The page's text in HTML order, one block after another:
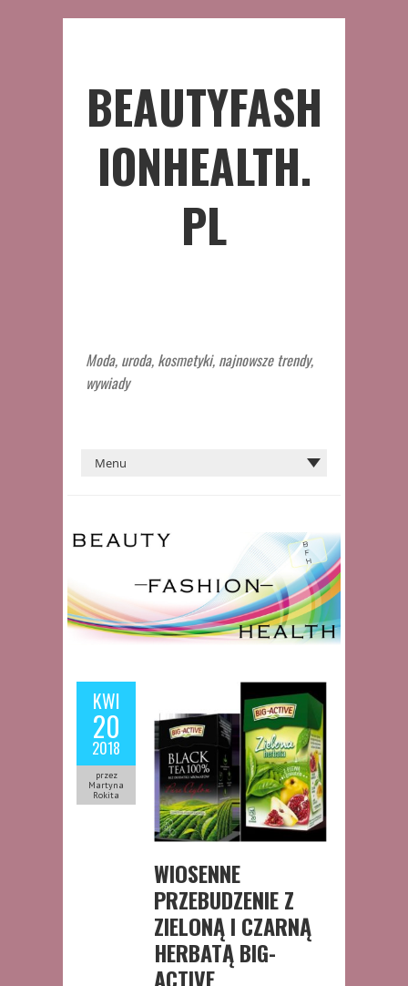
BEAUTYFASH
IONHEALTH.
PL
Moda, uroda, kosmetyki, najnowsze trendy,
wywiady
KWI
20
2018
przez
Martyna
Rokita
WIOSENNE
PRZEBUDZENIE Z
ZIELONĄ I CZARNĄ
HERBATĄ BIG-
ACTIVE